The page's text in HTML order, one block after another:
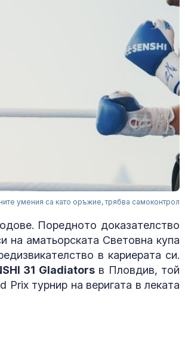
умения са като оръжие, трябва самоконтрол
Поредното доказателство
на аматьорската Световна купа
в кариерата си.
31 Gladiatorsв Пловдив, той
турнир на веригата в леката